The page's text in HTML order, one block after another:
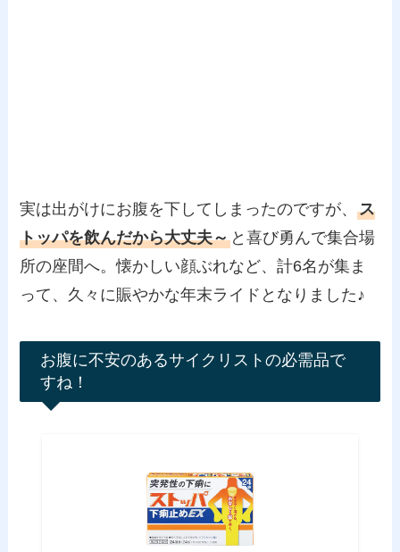
実は出がけにお腹を下してしまったのですが、ス
トッパを飲んだから大丈夫～ と喜び勇んで集合場
所の座間へ。懐かしい顔ぶれなど、計6名が集ま
って、久々に賑やかな年末ライドとなりました♪
お腹に不安のあるサイクリストの必需品で
すね！